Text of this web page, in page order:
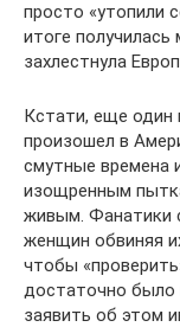
просто «утопили
итоге
захлестнула
Кстати, еще один
произошел в
смутные времена
изощренным
живым. Фанатики
женщин обвиняя
чтобы
достаточно было
заявить об этом